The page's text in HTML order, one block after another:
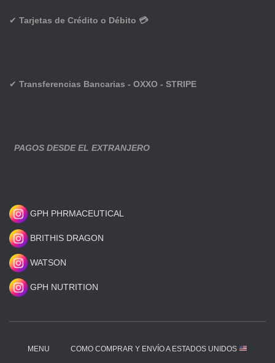
✔ Tarjetas de Crédito o Débito 💳
✔ Transferencias Bancarias - OXXO - STRIPE
PAGOS DESDE EL EXTRANJERO
GPH PHRMACEUTICAL
BRITHIS DRAGON
WATSON
GPH NUTRITION
MENU COMO COMPRAR Y ENVÍO A ESTADOS UNIDOS